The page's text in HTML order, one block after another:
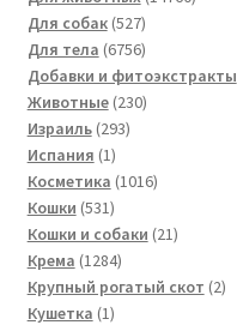
Для собак 527527
товаров
Для тела 67566756
товаров
Добавки и фитоэкстракты
Животные 230230
Израиль 293293
Испания 11
товар
Косметика 10161016
Кошки 531531
товар
Кошки и собаки 2121
Крема 12841284
товара
Крупный рогатый скот 22
Кушетка 11